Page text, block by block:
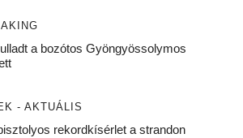
a bozótos Gyöngyössolymos
- AKTUÁLIS
rekordkísérlet a strandon